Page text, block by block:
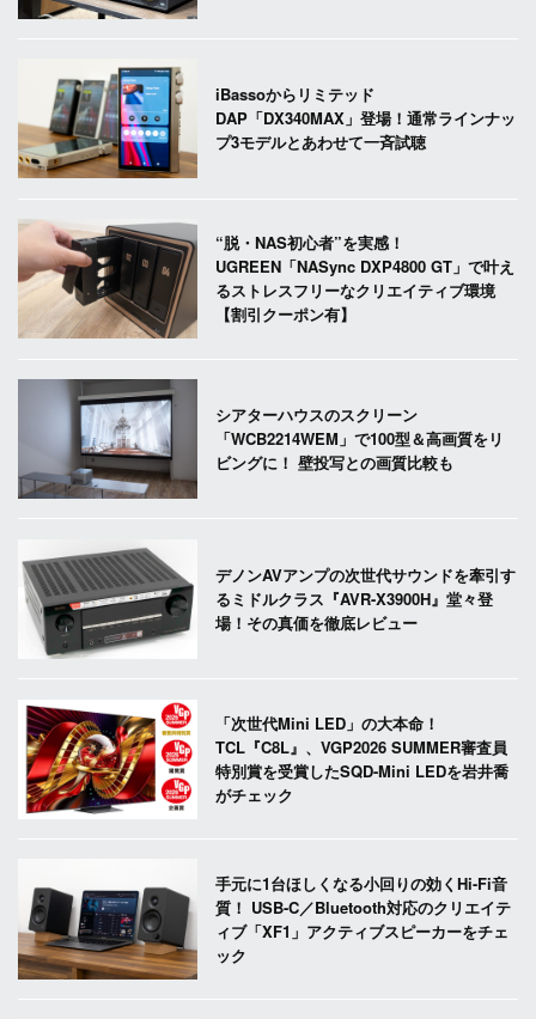
iBassoからリミテッド
DAP「DX340MAX」登場！通常ラインナッ
プ3モデルとあわせて一斉試聴
“脱・NAS初心者”を実感！
UGREEN「NASync DXP4800 GT」で叶え
るストレスフリーなクリエイティブ環境
【割引クーポン有】
シアターハウスのスクリーン
「WCB2214WEM」で100型＆高画質をリ
ビングに！ 壁投写との画質比較も
デノンAVアンプの次世代サウンドを牽引す
るミドルクラス『AVR-X3900H』堂々登
場！その真価を徹底レビュー
「次世代Mini LED」の大本命！
TCL『C8L』、VGP2026 SUMMER審査員
特別賞を受賞したSQD-Mini LEDを岩井喬
がチェック
手元に1台ほしくなる小回りの効くHi-Fi音
質！ USB-C／Bluetooth対応のクリエイテ
ィブ「XF1」アクティブスピーカーをチェ
ック